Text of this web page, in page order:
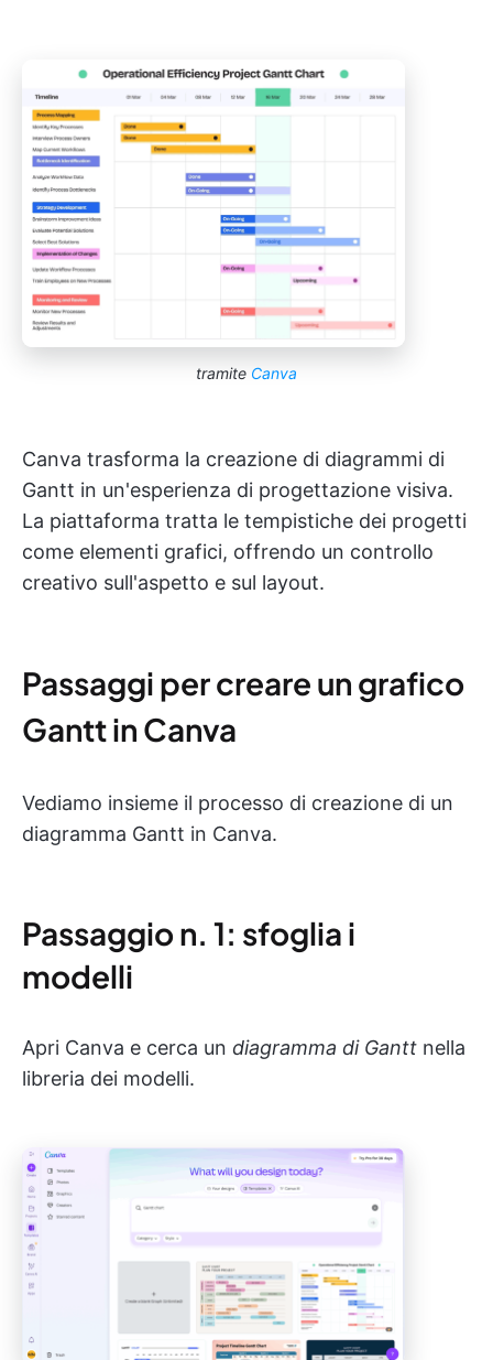
tramite Canva
Canva trasforma la creazione di diagrammi di
Gantt in un'esperienza di progettazione visiva.
La piattaforma tratta le tempistiche dei progetti
come elementi grafici, offrendo un controllo
creativo sull'aspetto e sul layout.
Passaggi per creare un grafico
Gantt in Canva
Vediamo insieme il processo di creazione di un
diagramma Gantt in Canva.
Passaggio n. 1: sfoglia i
modelli
Apri Canva e cerca un diagramma di Gantt nella
libreria dei modelli.